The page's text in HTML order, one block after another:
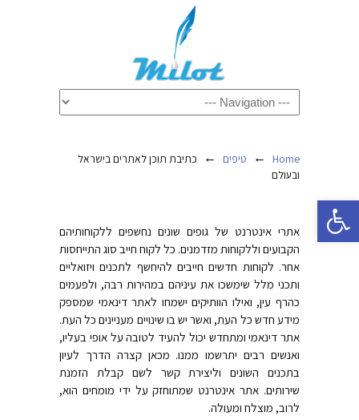
פתח סרגל נגישות
Home
← טיפים ←
כתיבת תוכן לאתרים בישראל
ובעולם
אתרי אינטרנט של גופים שונים נחשפים ללקוחותיהם
הקבועים וללקוחות מזדמנים. כל לקוח חייב סוג התייחסות
אחר. לקוחות חדשים חייבים להיחשף לתכנים ויזואליים
ותכני מלל שימשכו את עיניהם במהירות רבה, ולפעמים
כהרף עין, ואילו הוותיקים ישמחו לאתר דינאמי שמספק
מידע חדש כל העת, ואשר יש בו שינויים מעניינים כל העת.
אתר דינאמי ומתחדש יכול להעיד לטובה על אופי בעליו,
ואנשים רבים יתרשמו ממנו. מכאן קצרה הדרך לעיון
בתכנים השונים וליצירת קשר לשם קבלת הזמנת
שירותים. אתר אינטרנט שמתוחזק על ידי מומחים הוא,
לרוב, מוצלח ומעולה.